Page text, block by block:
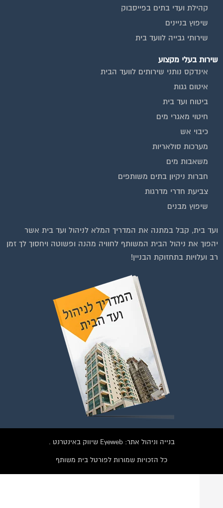
קהילת ועדי בתים בפייסבוק
שיפוץ בניינים
שירותי גבייה לוועד בית
שירות בעלי מקצוע
אינדקס נותני שירותים לוועד הבית
איטום גגות
ביטוח ועד בית
חיטוי מאגרי מים
כיבוי אש
מערכות סולאריות
משאבות מים
חברות ניקיון בתים משותפים
צביעת חדרי מדרגות
שיפוץ מבנים
ועד בית, קבל במתנה את המדריך המלא לניהול ועד בית אשר
יהפוך את ניהול הבית המשותף לחוויה מהנה ופשוטה ויחסוך לך זמן
רב ועלויות בתחזוקת הבניין!
בנייה וניהול אתר: Eyeweb שיווק באינטרנט .
כל הזכויות שמורות לפורטל בית משותף
וועדי בתים ודיירים
הצטרפו עכשיו לקבוצת
הפייסבוק הגדולה בישראל
הנותנת מענה לבעיות
הדיור בבית המשותף!!!
להצטרפות לחצו על התמונה או על הכפתור ושלחו בקשת הצטרפות בדף
לחץ למעבר לקבוצה